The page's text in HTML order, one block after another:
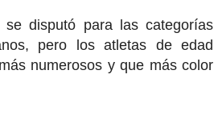
disputó para las categorías
pero los atletas de edad
numerosos y que más color